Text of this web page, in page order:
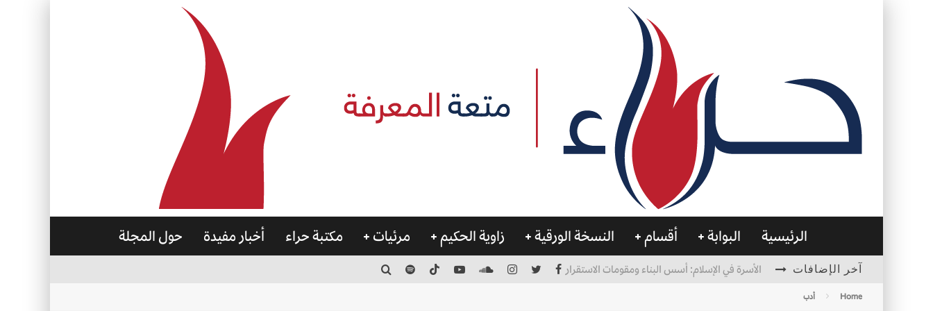
الرئيسية البوابة أقسام النسخة الورقية زاوية الحكيم مرئيات مكتبة حراء أخبار مفيدة حول المجلة
آخر الإضافات الأسرة في الإسلام: أسس البناء ومقومات الاستقرار
Home أدب